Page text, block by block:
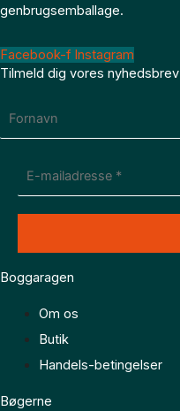
genbrugsemballage.
Facebook-f Instagram
Tilmeld dig vores nyhedsbrev
Boggaragen
Om os
Butik
Handels-betingelser
Bøgerne